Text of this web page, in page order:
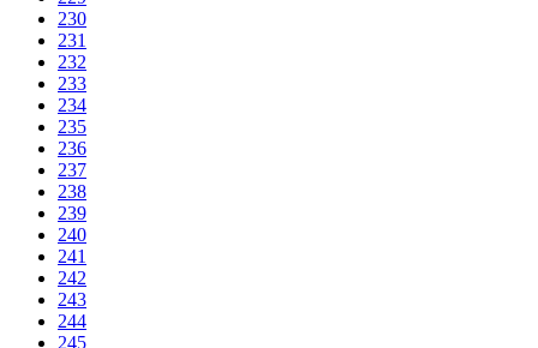
230
231
232
233
234
235
236
237
238
239
240
241
242
243
244
245